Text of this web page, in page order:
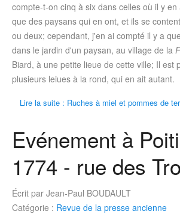
compte-t-on cinq à six dans celles où il y
que des paysans qui en ont, et ils se
ou deux; cependant, j'en ai compté il y a
dans le jardin d'un paysan, au village de la
Biard, à une petite lieue de cette ville; Il est
plusieurs leiues à la rond, qui en ait autant.
Lire la suite : Ruches à miel et pommes de
Evénement à
1774 - rue des
Écrit par Jean-Paul BOUDAULT
Catégorie : Revue de la presse ancienne